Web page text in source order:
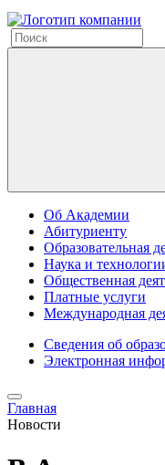
Об Академии
Абитуриенту
Образовательная
Наука и
Общественная
Платные услуги
Международная
Сведения об
Электронная
Главная
Новости